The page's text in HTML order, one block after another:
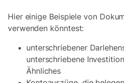
Hier einige Beispiele von
verwenden könntest:
unterschriebener
unterschriebene
Ähnliches